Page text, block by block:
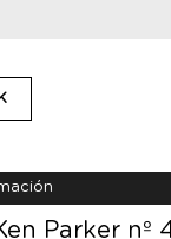
Parker nº